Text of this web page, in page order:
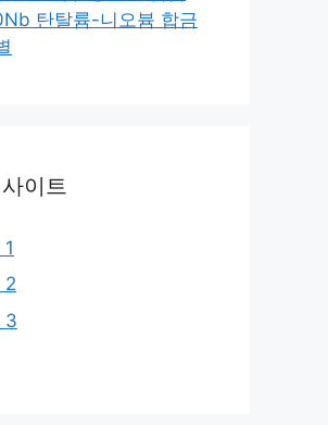
탄탈륨-니오븀 합금
이트
2
3